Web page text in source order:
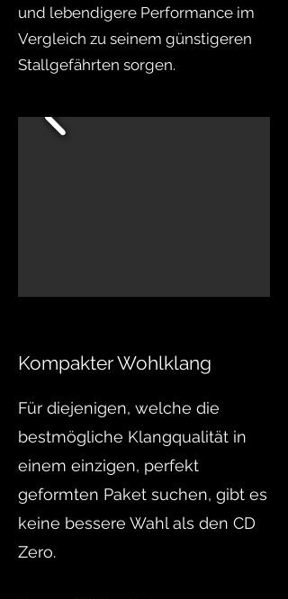
und lebendigere Performance im
Vergleich zu seinem günstigeren
Stallgefährten sorgen.
Kompakter Wohlklang
Für diejenigen, welche die
bestmögliche Klangqualität in
einem einzigen, perfekt
geformten Paket suchen, gibt es
keine bessere Wahl als den CD
Zero.